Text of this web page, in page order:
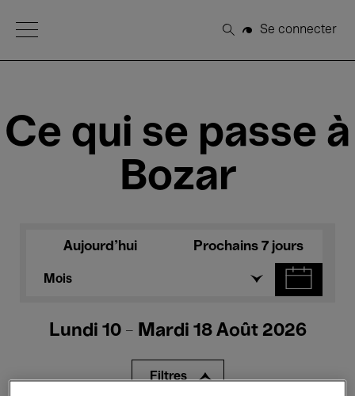
Open Menu
Rechercher
Se connecter
Ce qui se passe à
Bozar
Aujourd'hui Prochains 7 jours
Mois
Lundi 10 - Mardi 18 Août 2026
Filtres